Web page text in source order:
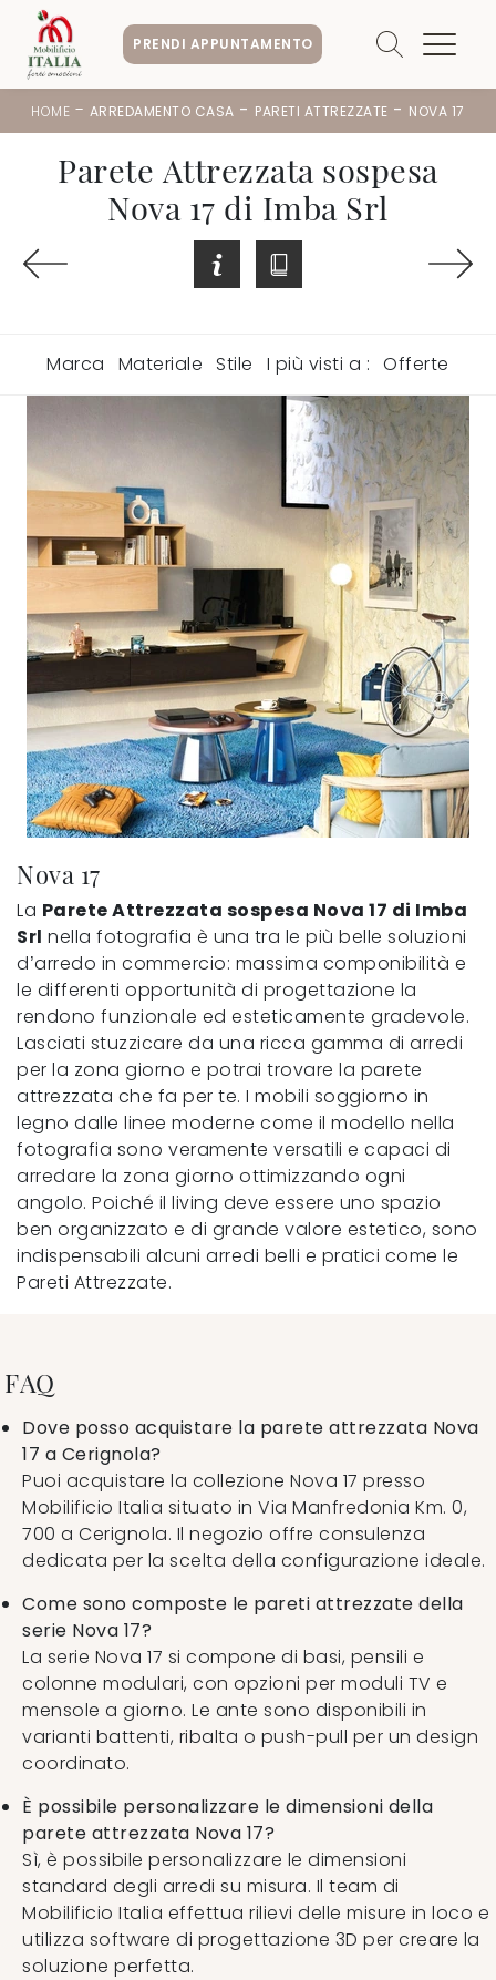
PRENDI APPUNTAMENTO
HOME - ARREDAMENTO CASA - PARETI ATTREZZATE - NOVA 17
Parete Attrezzata sospesa
Nova 17 di Imba Srl
Marca Materiale Stile I più visti a : Offerte
Nova 17
La Parete Attrezzata sospesa Nova 17 di Imba
Srl nella fotografia è una tra le più belle soluzioni
d’arredo in commercio: massima componibilità e
le differenti opportunità di progettazione la
rendono funzionale ed esteticamente gradevole.
Lasciati stuzzicare da una ricca gamma di arredi
per la zona giorno e potrai trovare la parete
attrezzata che fa per te. I mobili soggiorno in
legno dalle linee moderne come il modello nella
fotografia sono veramente versatili e capaci di
arredare la zona giorno ottimizzando ogni
angolo. Poiché il living deve essere uno spazio
ben organizzato e di grande valore estetico, sono
indispensabili alcuni arredi belli e pratici come le
Pareti Attrezzate.
FAQ
Dove posso acquistare la parete attrezzata Nova
17 a Cerignola?
Puoi acquistare la collezione Nova 17 presso
Mobilificio Italia situato in Via Manfredonia Km. 0,
700 a Cerignola. Il negozio offre consulenza
dedicata per la scelta della configurazione ideale.
Come sono composte le pareti attrezzate della
serie Nova 17?
La serie Nova 17 si compone di basi, pensili e
colonne modulari, con opzioni per moduli TV e
mensole a giorno. Le ante sono disponibili in
varianti battenti, ribalta o push-pull per un design
coordinato.
È possibile personalizzare le dimensioni della
parete attrezzata Nova 17?
Sì, è possibile personalizzare le dimensioni
standard degli arredi su misura. Il team di
Mobilificio Italia effettua rilievi delle misure in loco e
utilizza software di progettazione 3D per creare la
soluzione perfetta.